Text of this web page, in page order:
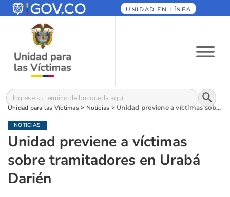
UNIDAD EN LÍNEA
Buscar: Botón
Unidad para las Víctimas>Noticias>Unidad previene a víctimas sobre tramitadores en Urabá Darién
NOTICIAS
Unidad previene a víctimas
sobre tramitadores en Urabá
Darién